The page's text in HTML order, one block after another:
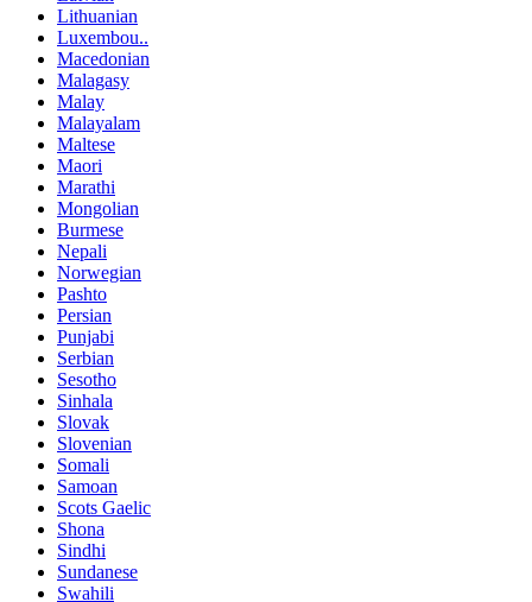
Lithuanian
Luxembou..
Macedonian
Malagasy
Malay
Malayalam
Maltese
Maori
Marathi
Mongolian
Burmese
Nepali
Norwegian
Pashto
Persian
Punjabi
Serbian
Sesotho
Sinhala
Slovak
Slovenian
Somali
Samoan
Scots Gaelic
Shona
Sindhi
Sundanese
Swahili